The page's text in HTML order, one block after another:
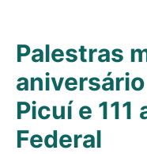
Palestras
Picuí e 111
Federal